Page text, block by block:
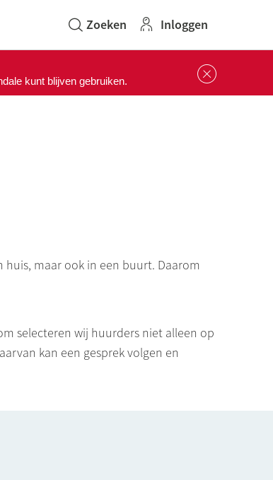
Inloggen
kunt blijven gebruiken.
maar ook in een buurt. Daarom
selecteren wij huurders niet alleen op
kan een gesprek volgen en